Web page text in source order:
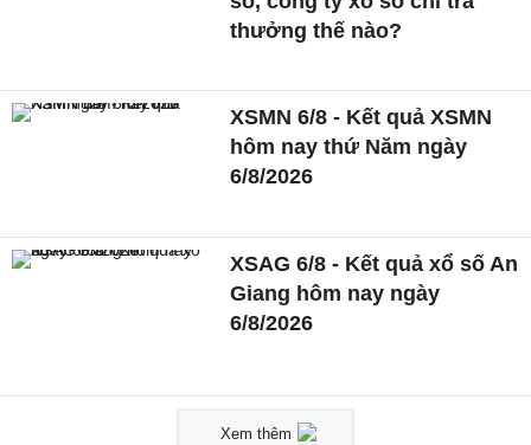
thưởng thế nào?
XSMN 6/8 - Kết quả XSMN
hôm nay thứ Năm ngày
6/8/2026
XSAG 6/8 - Kết quả xổ số An
Giang hôm nay ngày
6/8/2026
Xem thêm